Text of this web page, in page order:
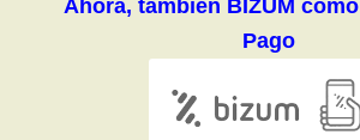
Ahora, también BIZUM
Pago